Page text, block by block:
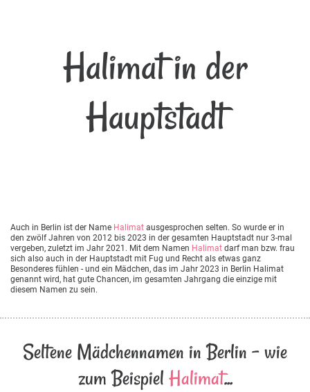
Halimat in der
Hauptstadt
Auch in Berlin ist der Name Halimat ausgesprochen selten. So wurde er in
den zwölf Jahren von 2012 bis 2023 in der gesamten Hauptstadt nur 3-mal
vergeben, zuletzt im Jahr 2021. Mit dem Namen Halimat darf man bzw. frau
sich also auch in der Hauptstadt mit Fug und Recht als etwas ganz
Besonderes fühlen - und ein Mädchen, das im Jahr 2023 in Berlin Halimat
genannt wird, hat gute Chancen, im gesamten Jahrgang die einzige mit
diesem Namen zu sein.
Seltene Mädchennamen in Berlin - wie
zum Beispiel Halimat...